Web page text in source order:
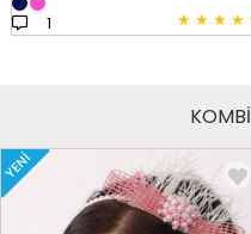
★ ★ ★ ★
1
YENI